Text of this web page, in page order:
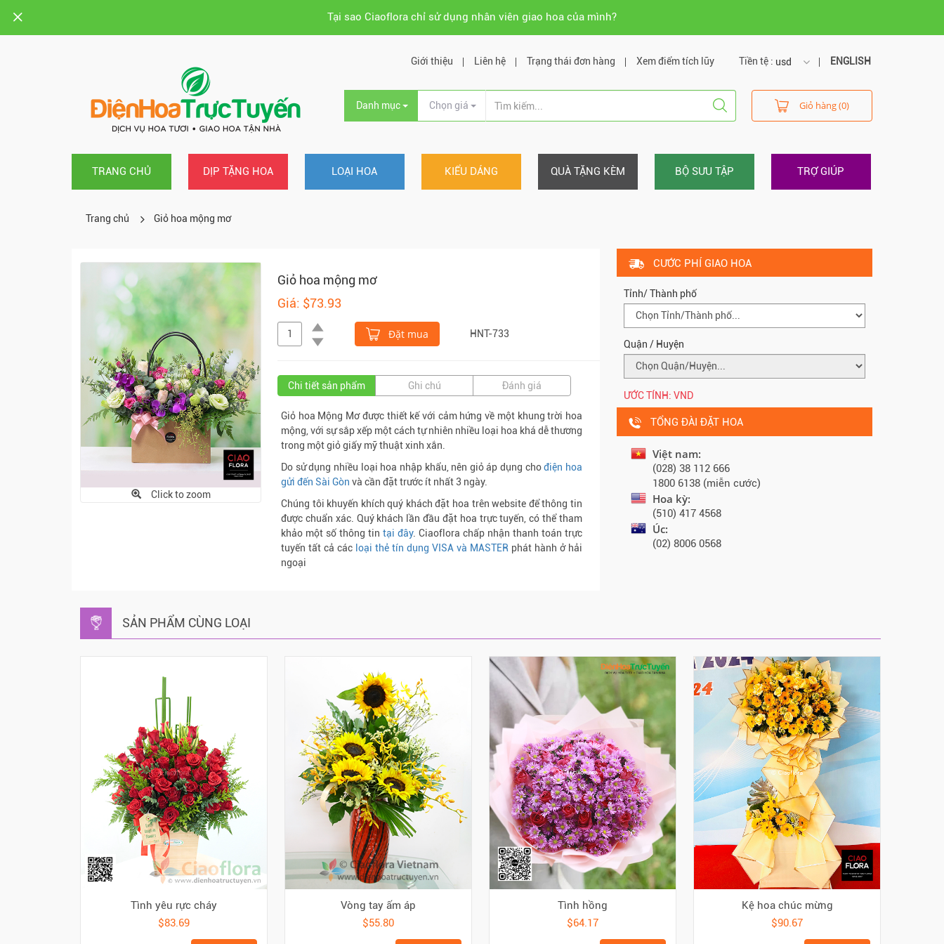
Tại sao Ciaoflora chỉ sử dụng nhân viên giao hoa của mình?
Tiền tệ : usd
usd
vnd
ENGLISH
Giới thiệu Liên hệ Trạng thái đơn hàng Xem điểm tích lũy
Danh mục Chọn giá Giỏ hàng (0)
TRANG CHỦ DỊP TẶNG HOA LOẠI HOA KIỂU DÁNG QUÀ TẶNG KÈM BỘ SƯU TẬP TRỢ GIÚP
Trang chủ Giỏ hoa mộng mơ
Click to zoom
Giỏ hoa mộng mơ
Giá: $73.93
Đặt mua HNT-733
Chi tiết sản phẩm Ghi chú Đánh giá
Giỏ hoa Mộng Mơ được thiết kế với cảm hứng về một khung trời hoa
mộng, với sự sắp xếp một cách tự nhiên nhiều loại hoa khá dễ thương
trong một giỏ giấy mỹ thuật xinh xắn.
Do sử dụng nhiều loại hoa nhập khẩu, nên giỏ áp dụng chođiện hoa
gửi đến Sài Gòn và cần đặt trước ít nhất 3 ngày.
Chúng tôi khuyến khích quý khách đặt hoa trên website để thông tin
được chuẩn xác. Quý khách lần đầu đặt hoa trực tuyến, có thể tham
khảo một số thông tin tại đây. Ciaoflora chấp nhận thanh toán trực
tuyến tất cả các loại thẻ tín dụng VISA và MASTER phát hành ở hải
ngoại
CƯỚC PHÍ GIAO HOA
Tỉnh/ Thành phố
Quận / Huyện
ƯỚC TÍNH: VND
TỔNG ĐÀI ĐẶT HOA
Việt nam:
(028) 38 112 666
1800 6138 (miễn cước)
Hoa kỳ:
(510) 417 4568
Úc:
(02) 8006 0568
SẢN PHẨM CÙNG LOẠI
Tình yêu rực cháy
$83.69
Vòng tay ấm áp
$55.80
Tình hồng
$64.17
Kệ hoa chúc mừng
$90.67